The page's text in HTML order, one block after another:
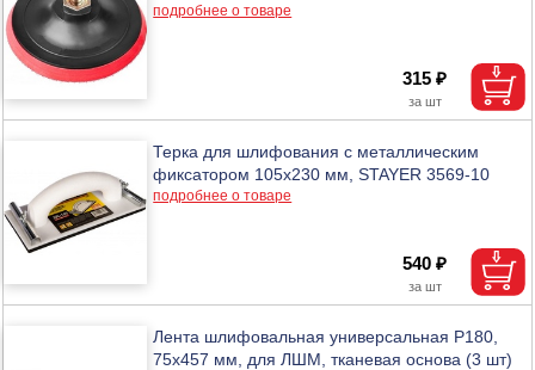
подробнее о товаре
315 ₽
Терка для шлифования с металлическим
фиксатором 105х230 мм, STAYER 3569-10
подробнее о товаре
540 ₽
Лента шлифовальная универсальная P180,
75x457 мм, для ЛШМ, тканевая основа (3 шт)